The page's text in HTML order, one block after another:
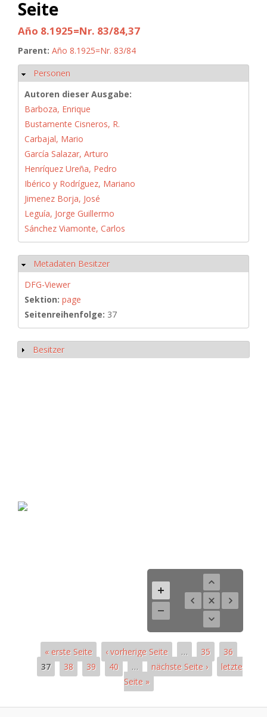
Seite
Año 8.1925=Nr. 83/84,37
Parent: Año 8.1925=Nr. 83/84
Hide
Personen
Autoren dieser Ausgabe:
Barboza, Enrique
Bustamente Cisneros, R.
Carbajal, Mario
García Salazar, Arturo
Henríquez Ureña, Pedro
Ibérico y Rodríguez, Mariano
Jimenez Borja, José
Leguía, Jorge Guillermo
Sánchez Viamonte, Carlos
Hide
Metadaten Besitzer
DFG-Viewer
Sektion: page
Seitenreihenfolge: 37
Show
Besitzer
« erste Seite ‹ vorherige Seite … 35
36
37
38 39 40 … nächste Seite ›
letzte
Seite »